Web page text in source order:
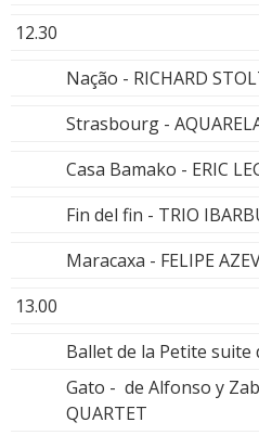
12.30
Nação - RICHARD
Strasbourg -
Casa Bamako - ERIC
Fin del fin - TRIO
Maracaxa - FELIPE
13.00
Ballet de la Petite
Gato - de Alfonso y
QUARTET